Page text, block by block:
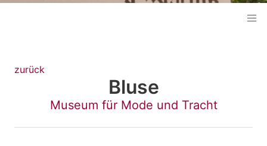
zurück
Bluse
Museum für Mode und Tracht